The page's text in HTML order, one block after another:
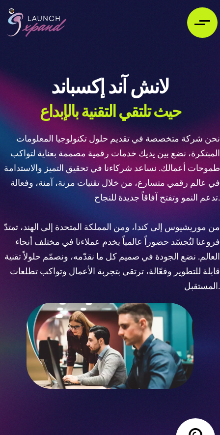
لانش آند إكسباند
حيث تلتقي التقنية بالإبداع
نحن شركة متخصصة في تقديم حلول تكنولوجيا المعلومات
المبتكرة، نضع بين يديك خدمات رقمية مصممة بعناية لتواكب
طموحات أعمالك. نساعد شركاءنا في تحقيق التميز والاستدامة
في عالم رقمي متسارع، من خلال تقنيات مرنة، آمنة، وفعالة
من موريشيوس إلى كندا، ومن المملكة المتحدة إلى الهند، تمتدّ
فروعنا لتُجسّد حضوراً عالمياً يخدم عملاءنا في مختلف أنحاء
العالم. نضع الجودة في صميم كل ما نقدّمه، ونصمّم حلولاً تقنية
قابلة للتطوير وفعّالة، ترتقي بتجربة الأعمال وتواكب تطلعات